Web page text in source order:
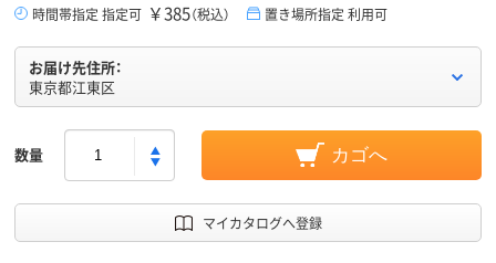
時間帯指定 指定可 ￥385（税込） 置き場所指定 利用可
お届け先住所：
東京都江東区
数量 カゴへ
マイカタログへ登録